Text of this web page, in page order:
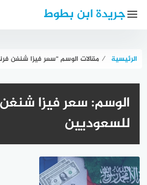
جريدة ابن بطوط
الرئيسية ⁄ مقالات الوسم "سعر فيزا شنغن
الوسم:سعر فيزا
للسعوديين